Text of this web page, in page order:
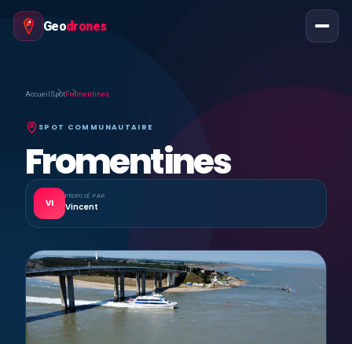
Geodrones
Accueil SpotFromentines
SPOT COMMUNAUTAIRE
Fromentines
VI
PROPOSÉ PAR
Vincent